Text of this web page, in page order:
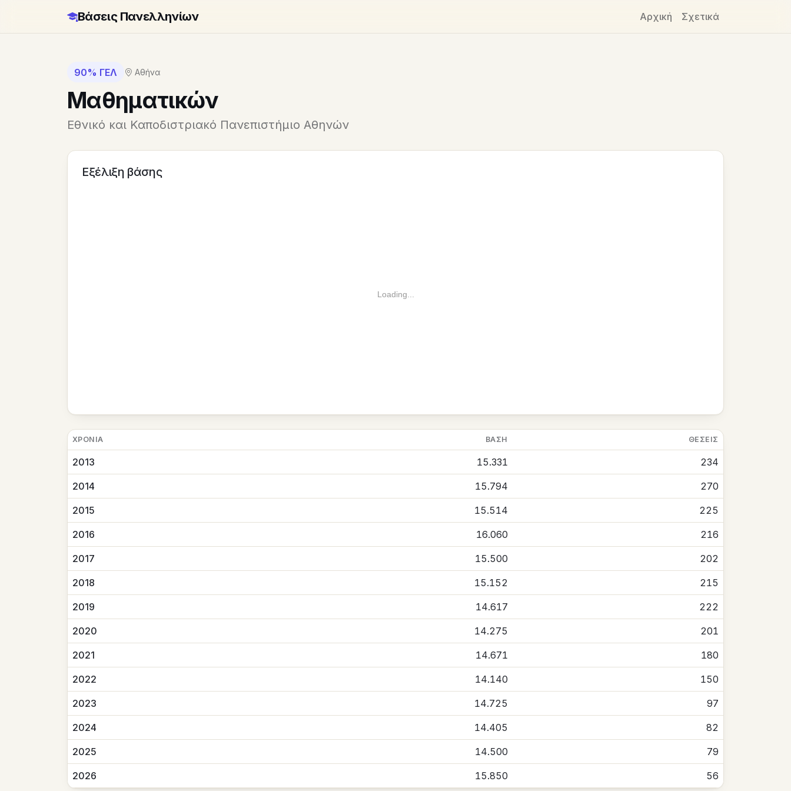
Βάσεις Πανελληνίων Αρχική Σχετικά
90% ΓΕΛ Αθήνα
Μαθηματικών
Εθνικό και Καποδιστριακό Πανεπιστήμιο Αθηνών
Εξέλιξη βάσης
Loading...
ΧΡΟΝΙΆ ΒΆΣΗ ΘΈΣΕΙΣ
2013 15.331 234
2014 15.794 270
2015 15.514 225
2016 16.060 216
2017 15.500 202
2018 15.152 215
2019 14.617 222
2020 14.275 201
2021 14.671 180
2022 14.140 150
2023 14.725 97
2024 14.405 82
2025 14.500 79
2026 15.850 56